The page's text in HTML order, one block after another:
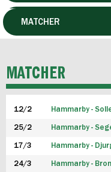
DAM
P19
F19
FUTSAL HERR
MATCHER
MATCHER
12/2 Hammarby -
25/2 Hammarby -
17/3 Hammarby -
24/3 Hammarby -